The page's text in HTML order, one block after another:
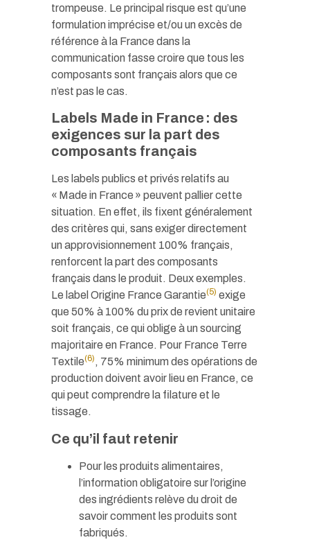
trompeuse. Le principal risque est qu’une
formulation imprécise et/ou un excès de
référence à la France dans la
communication fasse croire que tous les
composants sont français alors que ce
n’est pas le cas.
Labels Made in France : des
exigences sur la part des
composants français
Les labels publics et privés relatifs au
« Made in France » peuvent pallier cette
situation. En effet, ils fixent généralement
des critères qui, sans exiger directement
un approvisionnement 100% français,
renforcent la part des composants
français dans le produit. Deux exemples.
Le label Origine France Garantie(5) exige
que 50% à 100% du prix de revient unitaire
soit français, ce qui oblige à un sourcing
majoritaire en France. Pour France Terre
Textile(6) , 75% minimum des opérations de
production doivent avoir lieu en France, ce
qui peut comprendre la filature et le
tissage.
Ce qu’il faut retenir
Pour les produits alimentaires,
l’information obligatoire sur l’origine
des ingrédients relève du droit de
savoir comment les produits sont
fabriqués.